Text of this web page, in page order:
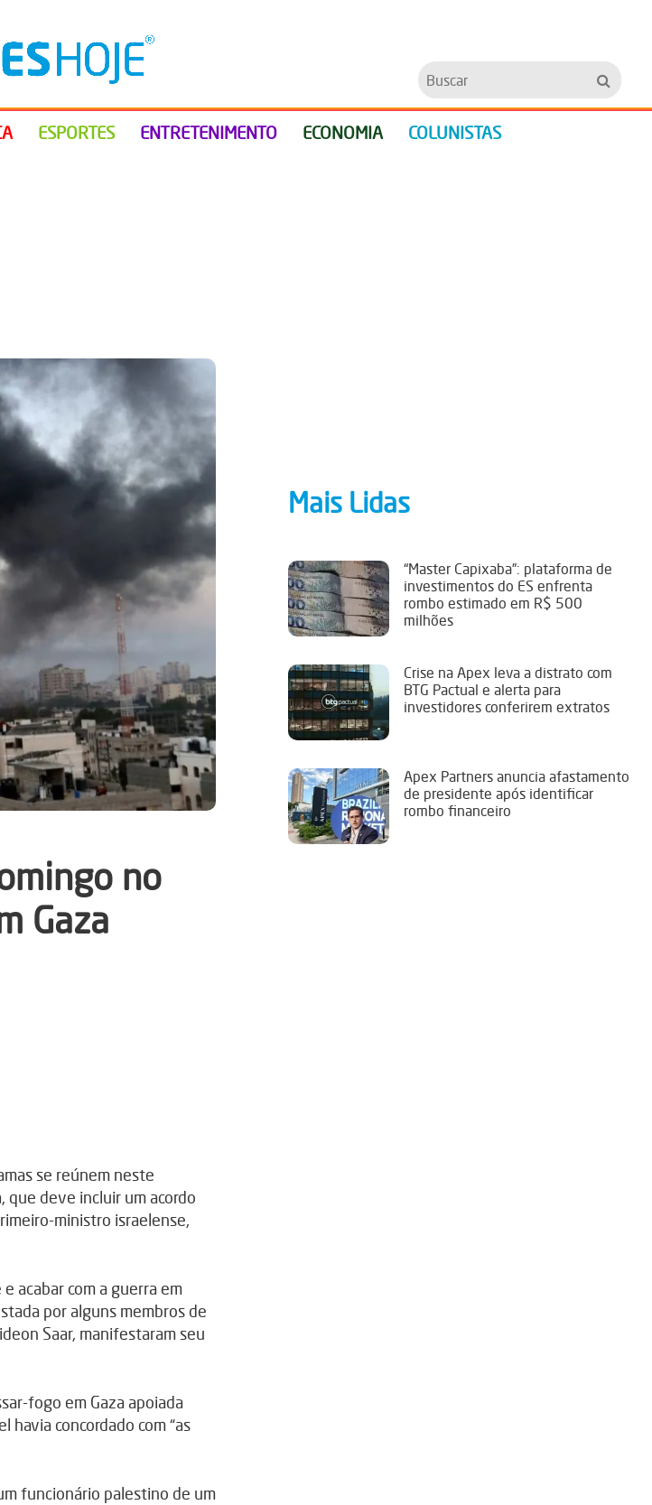
Buscar
ESPORTES ENTRETENIMENTO ECONOMIA COLUNISTAS
no
Gaza
se reúnem neste
que deve incluir um acordo
ministro israelense,
acabar com a guerra em
por alguns membros de
Saar, manifestaram seu
fogo em Gaza apoiada
havia concordado com “as
funcionário palestino de um
Mais Lidas
“Master Capixaba”: plataforma de
investimentos do ES enfrenta
rombo estimado em R$ 500
milhões
Crise na Apex leva a distrato com
BTG Pactual e alerta para
investidores conferirem extratos
Apex Partners anuncia afastamento
de presidente após identificar
rombo financeiro